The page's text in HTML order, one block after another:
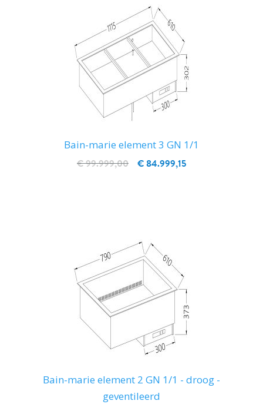
Bain-marie element 3 GN 1/1
€ 84.999,15
€ 99.999,00
Bain-marie element 2 GN 1/1 - droog -
geventileerd